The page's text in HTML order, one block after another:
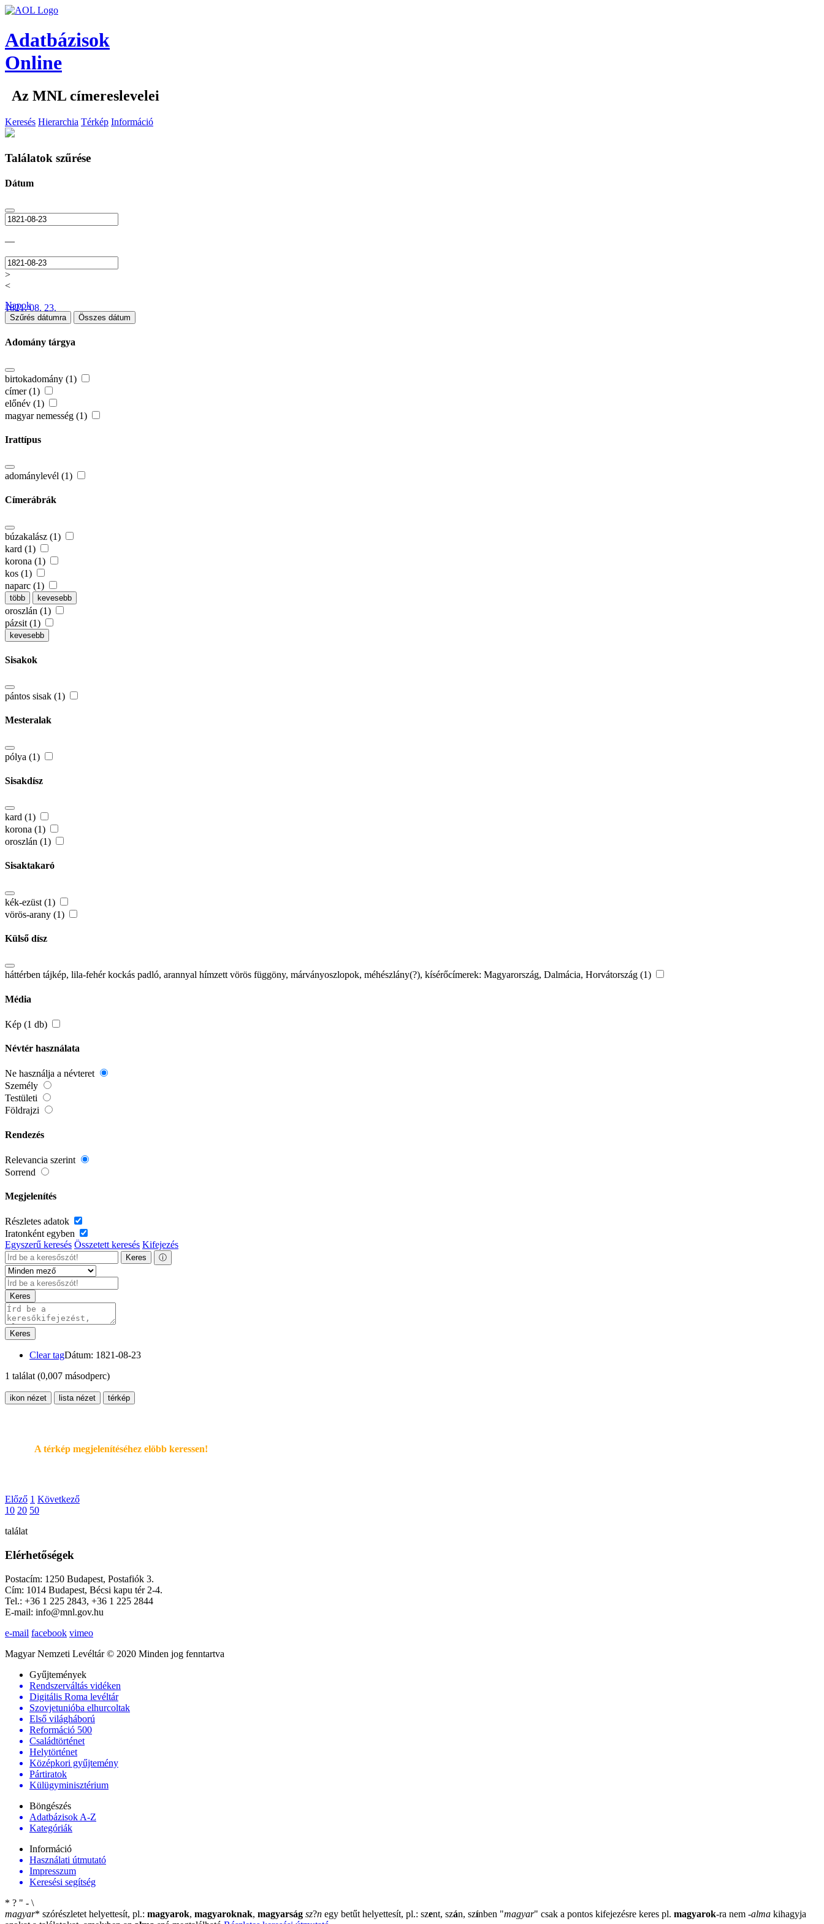
Adatbázisok
Online
Az MNL címereslevelei
Keresés Hierarchia Térkép Információ
Találatok szűrése
Dátum
—
>
<
1821. 08. 23.
Napok
Szűrés dátumra Összes dátum
Adomány tárgya
birtokadomány (1)
címer (1)
előnév (1)
magyar nemesség (1)
Irattípus
adománylevél (1)
Címerábrák
búzakalász (1)
kard (1)
korona (1)
kos (1)
naparc (1)
több kevesebb
oroszlán (1)
pázsit (1)
kevesebb
Sisakok
pántos sisak (1)
Mesteralak
pólya (1)
Sisakdísz
kard (1)
korona (1)
oroszlán (1)
Sisaktakaró
kék-ezüst (1)
vörös-arany (1)
Külső dísz
háttérben tájkép, lila-fehér kockás padló, arannyal hímzett vörös függöny, márványoszlopok, méhészlány(?), kísérőcímerek: Magyarország, Dalmácia, Horvátország (1)
Média
Kép (1 db)
Névtér használata
Ne használja a névteret
Személy
Testületi
Földrajzi
Rendezés
Relevancia szerint
Sorrend
Megjelenítés
Részletes adatok
Iratonként egyben
Egyszerű keresés Összetett keresés Kifejezés
Keres ⓘ
Keres
Keres
Clear tagDátum: 1821-08-23
1 találat(0,007 másodperc)
ikon nézet lista nézet térkép
A térkép megjelenítéséhez elöbb keressen!
Előző 1 Következő
10 20 50
találat
Elérhetőségek
Postacím: 1250 Budapest, Postafiók 3.
Cím: 1014 Budapest, Bécsi kapu tér 2-4.
Tel.: +36 1 225 2843, +36 1 225 2844
E-mail: info@mnl.gov.hu
e-mail facebook vimeo
Magyar Nemzeti Levéltár © 2020 Minden jog fenntartva
Gyűjtemények
Rendszerváltás vidéken
Digitális Roma levéltár
Szovjetunióba elhurcoltak
Első világháború
Reformáció 500
Családtörténet
Helytörténet
Középkori gyűjtemény
Pártiratok
Külügyminisztérium
Böngészés
Adatbázisok A-Z
Kategóriák
Információ
Használati útmutató
Impresszum
Keresési segítség
* ? " - \
magyar* szórészletet helyettesít, pl.: magyarok, magyaroknak, magyarság sz?n egy betűt helyettesít, pl.: szent, szán, színben "magyar" csak a pontos kifejezésre keres pl. magyarok-ra nem -alma kihagyja